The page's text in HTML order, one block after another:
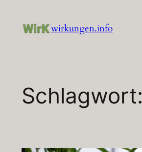
Inhalt
wirkungen.info
Schlagwort: